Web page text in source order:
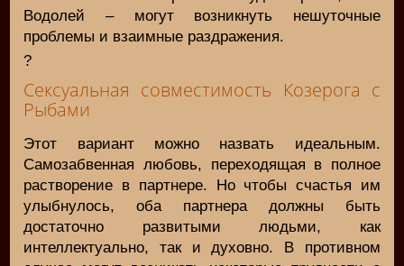
Водолей – могут возникнуть нешуточные
проблемы и взаимные раздражения.
?
Сексуальная совместимость Козерога с
Рыбами
Этот вариант можно назвать идеальным.
Самозабвенная любовь, переходящая в полное
растворение в партнере. Но чтобы счастья им
улыбнулось, оба партнера должны быть
достаточно развитыми людьми, как
интеллектуально, так и духовно. В противном